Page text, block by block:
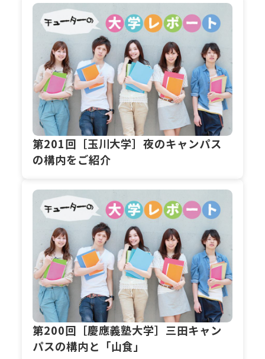
第201回［玉川大学］夜のキャンパス
の構内をご紹介
第200回［慶應義塾大学］三田キャン
パスの構内と「山食」